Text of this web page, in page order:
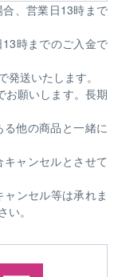
、営業日13時まで
時までのご入金で
送いたします。
お願いします。長期
他の商品と一緒に
ャンセルとさせて
ンセル等は承れま
。